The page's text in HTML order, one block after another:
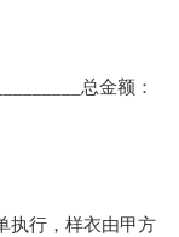
总金额：
行，样衣由甲方